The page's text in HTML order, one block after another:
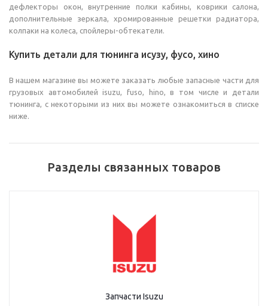
дефлекторы окон, внутренние полки кабины, коврики салона,
дополнительные зеркала, хромированные решетки радиатора,
колпаки на колеса, спойлеры-обтекатели.
Купить детали для тюнинга исузу, фусо, хино
В нашем магазине вы можете заказать любые запасные части для
грузовых автомобилей isuzu, fuso, hino, в том числе и детали
тюнинга, с некоторыми из них вы можете ознакомиться в списке
ниже.
Разделы связанных товаров
Запчасти Isuzu